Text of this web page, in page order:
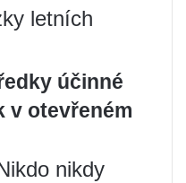
letních
účinné
v otevřeném
nikdy